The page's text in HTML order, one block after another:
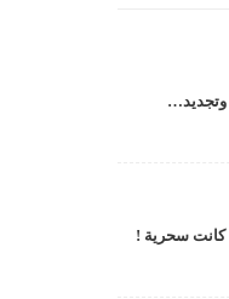
وتجديد…
كانت سحرية !